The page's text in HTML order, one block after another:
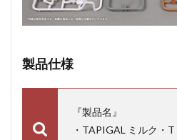
製品仕様
『製品名』
・TAPIGAL ミルク・